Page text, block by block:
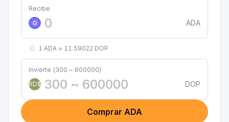
Recibe
ADA
1 ADA ≈ 11.59022 DOP
Invierte (300 ~ 600000)
RD$
DOP
Comprar ADA